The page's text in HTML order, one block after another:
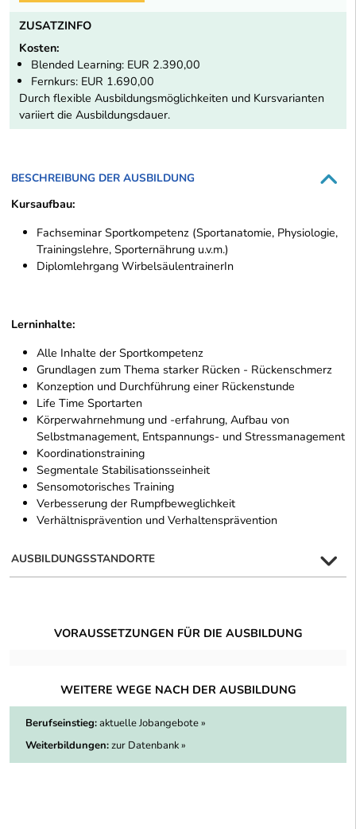
ZUSATZINFO
Kosten:
Blended Learning: EUR 2.390,00
Fernkurs: EUR 1.690,00
Durch flexible Ausbildungsmöglichkeiten und Kursvarianten
variiert die Ausbildungsdauer.
BESCHREIBUNG DER AUSBILDUNG
Kursaufbau:
Fachseminar Sportkompetenz (Sportanatomie, Physiologie,
Trainingslehre, Sporternährung u.v.m.)
Diplomlehrgang WirbelsäulentrainerIn
Lerninhalte:
Alle Inhalte der Sportkompetenz
Grundlagen zum Thema starker Rücken - Rückenschmerz
Konzeption und Durchführung einer Rückenstunde
Life Time Sportarten
Körperwahrnehmung und -erfahrung, Aufbau von
Selbstmanagement, Entspannungs- und Stressmanagement
Koordinationstraining
Segmentale Stabilisationsseinheit
Sensomotorisches Training
Verbesserung der Rumpfbeweglichkeit
Verhältnisprävention und Verhaltensprävention
AUSBILDUNGSSTANDORTE
VORAUSSETZUNGEN FÜR DIE AUSBILDUNG
WEITERE WEGE NACH DER AUSBILDUNG
Berufseinstieg:aktuelle Jobangebote »
Weiterbildungen:zur Datenbank »